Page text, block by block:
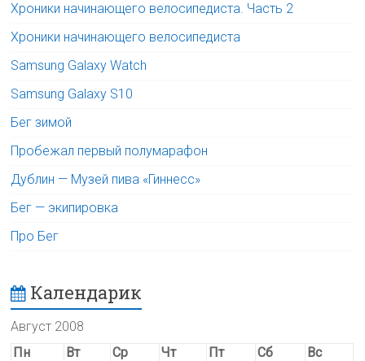
Хроники начинающего велосипедиста. Часть 2
Хроники начинающего велосипедиста
Samsung Galaxy Watch
Samsung Galaxy S10
Бег зимой
Пробежал первый полумарафон
Дублин — Музей пива «Гиннесс»
Бег — экипировка
Про Бег
Календарик
Август 2008
Пн
Вт Ср Чт Пт Сб
Вс